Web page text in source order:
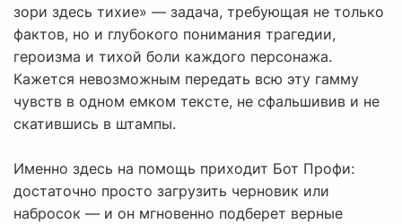
зори здесь тихие» — задача, требующая не только
фактов, но и глубокого понимания трагедии,
героизма и тихой боли каждого персонажа.
Кажется невозможным передать всю эту гамму
чувств в одном емком тексте, не сфальшивив и не
скатившись в штампы.
Именно здесь на помощь приходит Бот Профи:
достаточно просто загрузить черновик или
набросок — и он мгновенно подберет верные